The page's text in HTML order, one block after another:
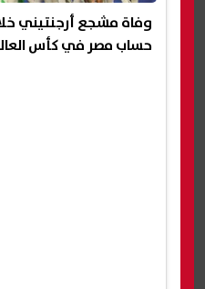
وفاة مشجع أرجنتيني
حساب مصر في كأس العالم